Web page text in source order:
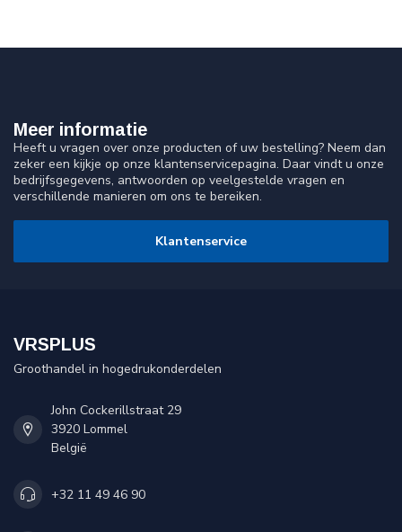
Meer informatie
Heeft u vragen over onze producten of uw bestelling? Neem dan
zeker een kijkje op onze klantenservicepagina. Daar vindt u onze
bedrijfsgegevens, antwoorden op veelgestelde vragen en
verschillende manieren om ons te bereiken.
Klantenservice
VRSPLUS
Groothandel in hogedrukonderdelen
John Cockerillstraat 29
3920 Lommel
België
+32 11 49 46 90